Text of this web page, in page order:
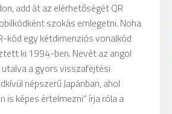
add át az elérhetőségét QR
szokás emlegetni. Noha
kód egy kétdimenziós vonalkód
ki 1994-ben. Nevét az angol
a gyors visszafejtési
népszerű Japánban, ahol
képes értelmezni” írja róla a